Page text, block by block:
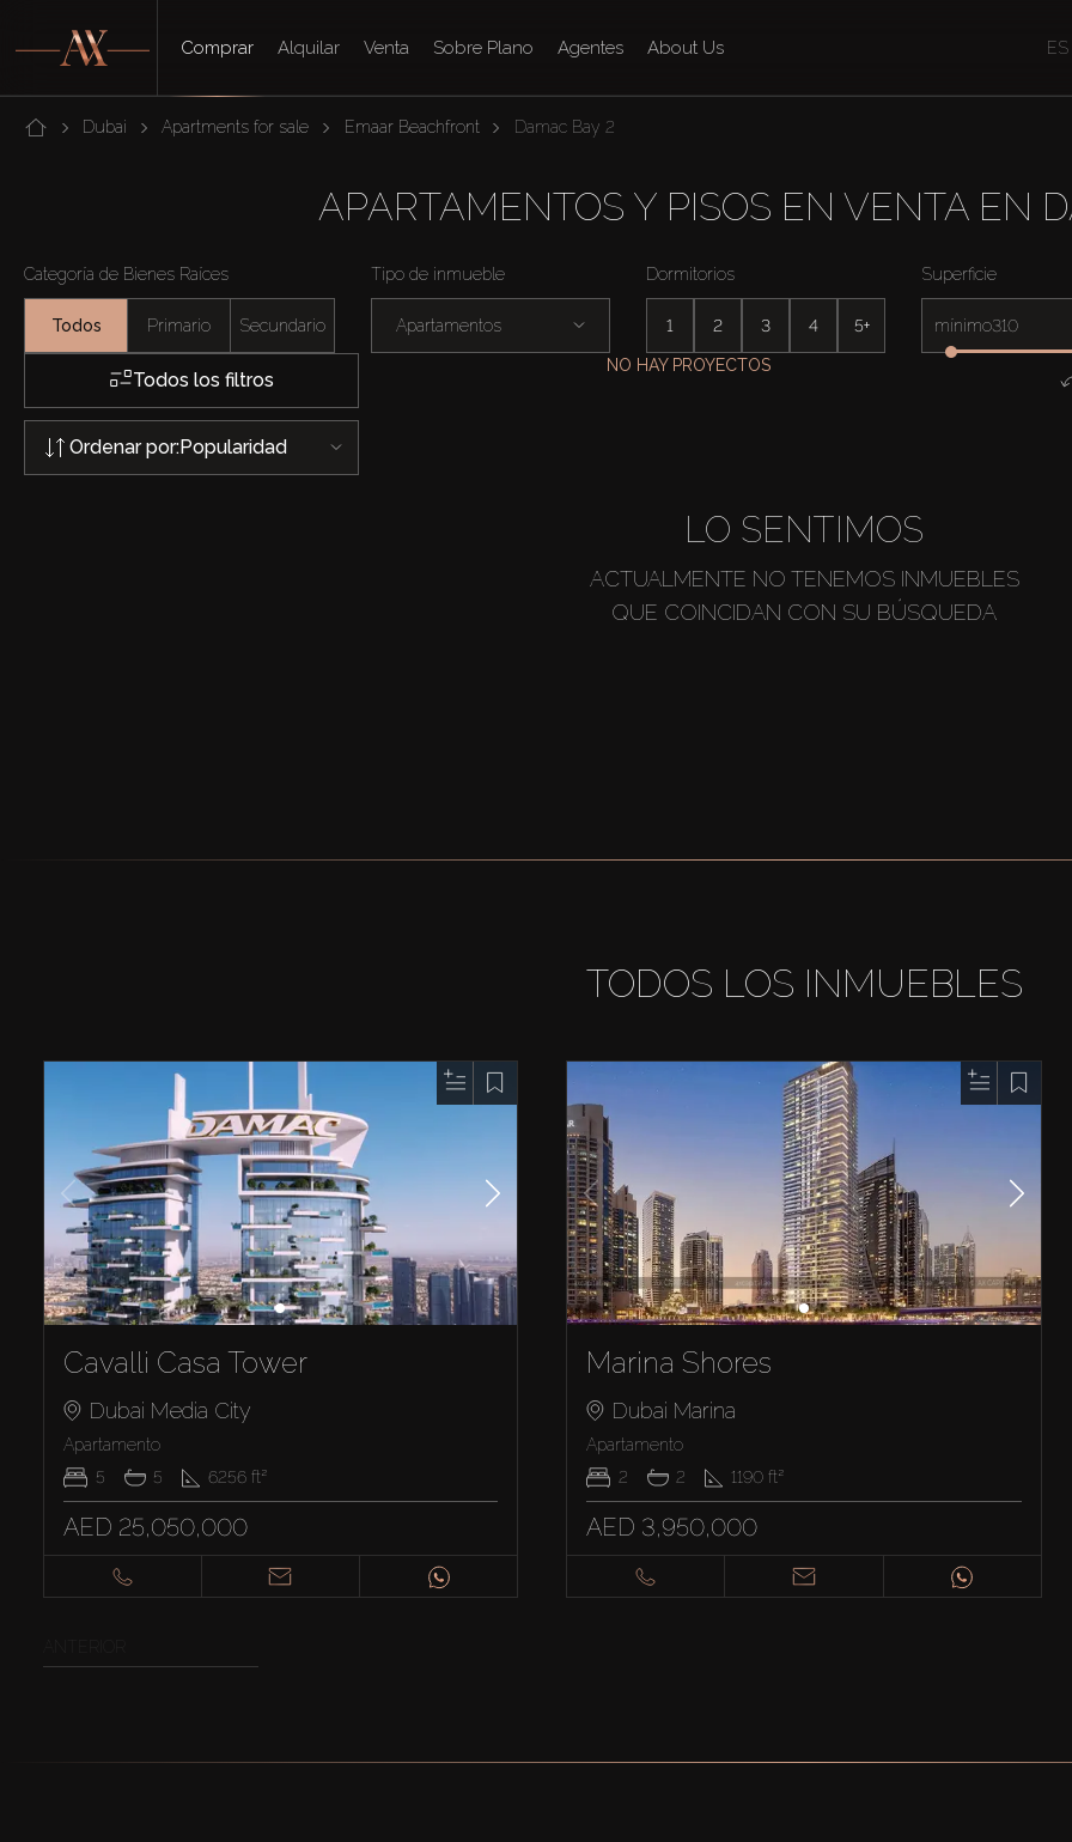
Comprar Alquilar Venta Sobre Plano Agentes About Us ES
Dubai Apartments for sale Emaar Beachfront Damac Bay 2
APARTAMENTOS Y PISOS EN VENTA EN
Categoría de Bienes Raíces
Todos Primario Secundario
Tipo de inmueble
Apartamentos
Dormitorios
1 2 3 4 5+
Superficie
mínimo
Todos los filtros
NO HAY PROYECTOS
Ordenar por:Popularidad
LO SENTIMOS
ACTUALMENTE NO TENEMOS INMUEBLES
QUE COINCIDAN CON SU BÚSQUEDA
TODOS LOS INMUEBLES
Cavalli Casa Tower
Dubai Media City
Apartamento
5
5 6256 ft²
AED 25,050,000
Marina Shores
Dubai Marina
Apartamento
2
2 1190ft²
AED 3,950,000